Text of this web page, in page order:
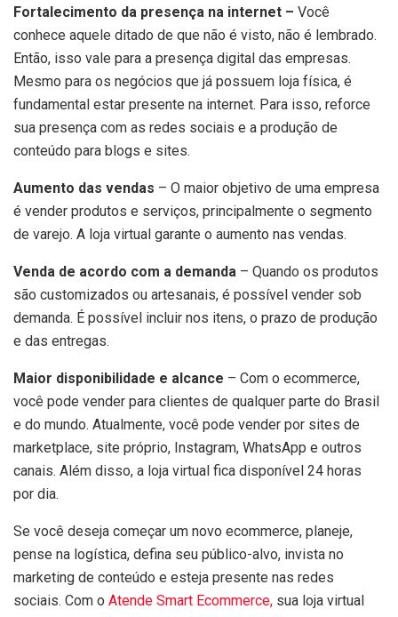
Fortalecimento da presença na internet – Você
conhece aquele ditado de que não é visto, não é lembrado.
Então, isso vale para a presença digital das empresas.
Mesmo para os negócios que já possuem loja física, é
fundamental estar presente na internet. Para isso, reforce
sua presença com as redes sociais e a produção de
conteúdo para blogs e sites.
Aumento das vendas – O maior objetivo de uma empresa
é vender produtos e serviços, principalmente o segmento
de varejo. A loja virtual garante o aumento nas vendas.
Venda de acordo com a demanda – Quando os produtos
são customizados ou artesanais, é possível vender sob
demanda. É possível incluir nos itens, o prazo de produção
e das entregas.
Maior disponibilidade e alcance – Com o ecommerce,
você pode vender para clientes de qualquer parte do Brasil
e do mundo. Atualmente, você pode vender por sites de
marketplace, site próprio, Instagram, WhatsApp e outros
canais. Além disso, a loja virtual fica disponível 24 horas
por dia.
Se você deseja começar um novo ecommerce, planeje,
pense na logística, defina seu público-alvo, invista no
marketing de conteúdo e esteja presente nas redes
sociais. Com o Atende Smart Ecommerce, sua loja virtual